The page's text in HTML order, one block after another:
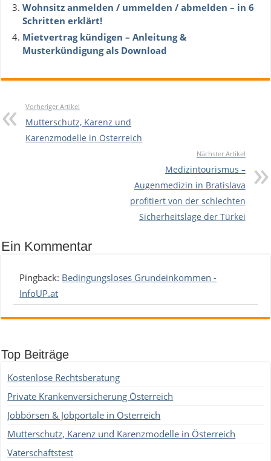
Wohnsitz anmelden / ummelden / abmelden – in 6
Schritten erklärt!
Mietvertrag kündigen – Anleitung &
Musterkündigung als Download
Vorheriger Artikel
Mutterschutz, Karenz und
Karenzmodelle in Österreich
Nächster Artikel
Medizintourismus –
Augenmedizin in Bratislava
profitiert von der schlechten
Sicherheitslage der Türkei
Ein Kommentar
Pingback: Bedingungsloses Grundeinkommen -
InfoUP.at
Top Beiträge
Kostenlose Rechtsberatung
Private Krankenversicherung Österreich
Jobbörsen & Jobportale in Österreich
Mutterschutz, Karenz und Karenzmodelle in Österreich
Vaterschaftstest